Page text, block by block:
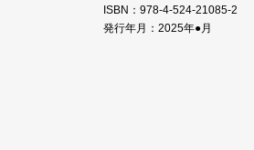
ISBN：978-4-524-21085-2
発行年月：2025年●月